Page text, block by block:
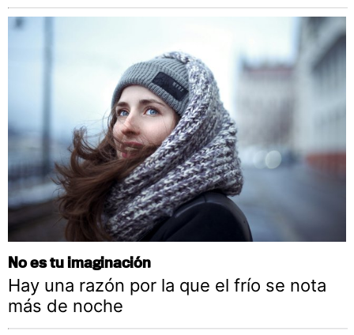
No es tu imaginación
Hay una razón por la que el frío se nota
más de noche